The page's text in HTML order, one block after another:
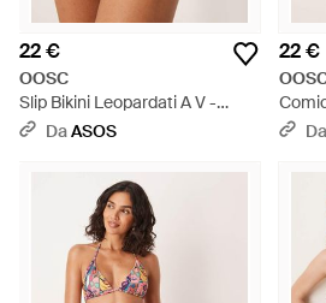
22 €
OOSC
Slip Bikini Leopardati A V -
Rosso
DaASOS
22 €
Da